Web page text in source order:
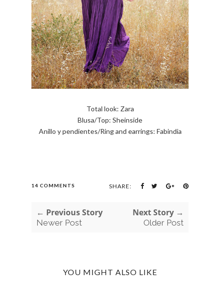
Total look: Zara
Blusa/Top: Sheinside
Anillo y pendientes/Ring and earrings: Fabindia
14 COMMENTS SHARE:
← Previous Story
Newer Post
Next Story →
Older Post
YOU MIGHT ALSO LIKE